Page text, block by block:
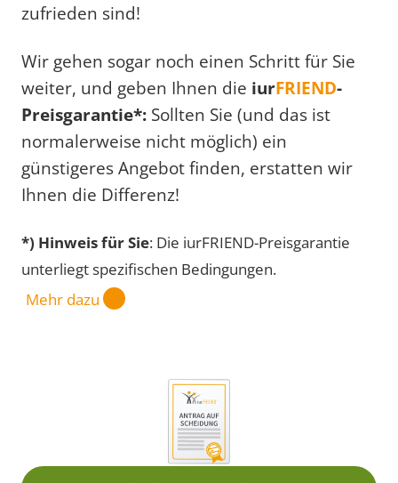
zufrieden sind!
Wir gehen sogar noch einen Schritt für Sie
weiter, und geben Ihnen die iurFRIEND-
Preisgarantie*: Sollten Sie (und das ist
normalerweise nicht möglich) ein
günstigeres Angebot finden, erstatten wir
Ihnen die Differenz!
*) Hinweis für Sie: Die iurFRIEND-Preisgarantie
unterliegt spezifischen Bedingungen.
Mehr dazu